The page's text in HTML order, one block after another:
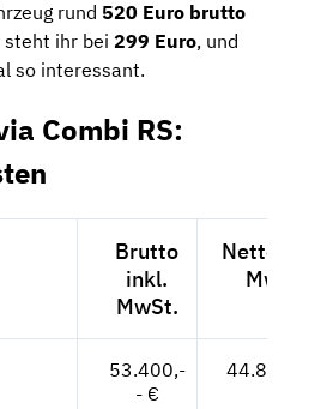
rund 520 Euro brutto
steht ihr bei 299 Euro, und
so interessant.
Combi RS:
Brutto
inkl.
MwSt.
Netto
MwSt.
53.400,-
- €
44.874,--